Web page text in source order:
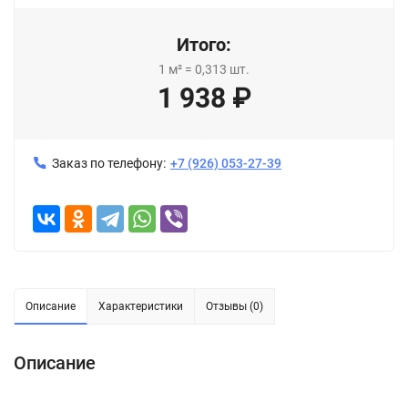
Итого:
1 м² = 0,313 шт.
1 938 ₽
Заказ по телефону: +7 (926) 053-27-39
Описание Характеристики Отзывы (0)
Описание